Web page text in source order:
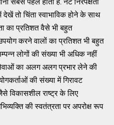
तो चिंता स्वाभाविक होने के साथ
का प्रतिशत वैसे भी बहुत
करने वालों का प्रतिशत भी बहुत
लोगों की संख्या भी अधिक नहीं
का अलग अलग प्रभार लेने की
की संख्या में गिरावट
विकासशील राष्ट्र के लिए
की स्वतंत्रता पर अपरोक्ष रूप